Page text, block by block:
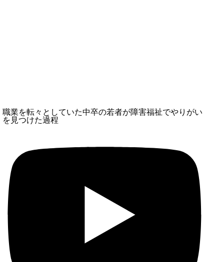
職業を転々としていた中卒の若者が障害福祉でやりがい
を見つけた過程